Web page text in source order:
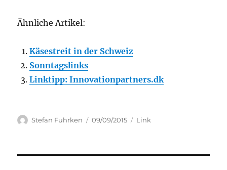
Ähnliche Artikel:
Käsestreit in der Schweiz
Sonntagslinks
Linktipp: Innovationpartners.dk
Author
Stefan Fuhrken
Posted
09/09/2015 Categories
Link